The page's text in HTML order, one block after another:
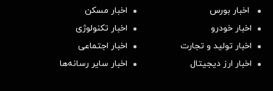
اخبار بورس
اخبار مسکن
اخبار خودرو
اخبار تکنولوژی
اخبار تولید و تجارت
اخبار اجتماعی
اخبار ارز دیجیتال
اخبار سایر رسانه‌‌ها